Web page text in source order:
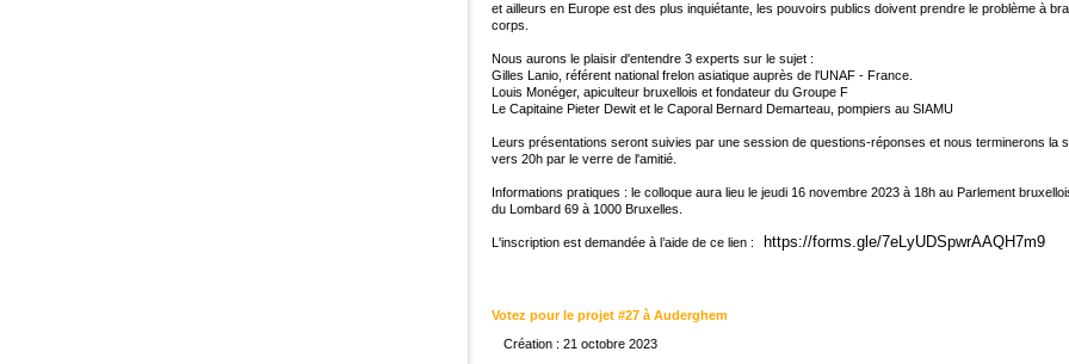
et ailleurs en Europe est des plus inquiétante, les pouvoirs publics doivent prendre le problème à
corps.
Nous aurons le plaisir d'entendre 3 experts sur le sujet :
Gilles Lanio, référent national frelon asiatique auprès de l'UNAF - France.
Louis Monéger, apiculteur bruxellois et fondateur du Groupe F
Le Capitaine Pieter Dewit et le Caporal Bernard Demarteau, pompiers au SIAMU
Leurs présentations seront suivies par une session de questions-réponses et nous terminerons la
vers 20h par le verre de l'amitié.
Informations pratiques : le colloque aura lieu le jeudi 16 novembre 2023 à 18h au Parlement
du Lombard 69 à 1000 Bruxelles.
L'inscription est demandée à l’aide de ce lien : https://forms.gle/7eLyUDSpwrAAQH7m9
Votez pour le projet #27 à Auderghem
Création : 21 octobre 2023